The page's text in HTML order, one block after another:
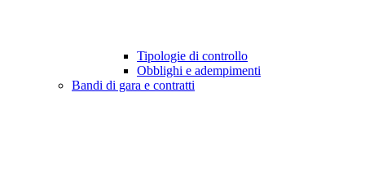
Tipologie di controllo
Obblighi e adempimenti
Bandi di gara e contratti